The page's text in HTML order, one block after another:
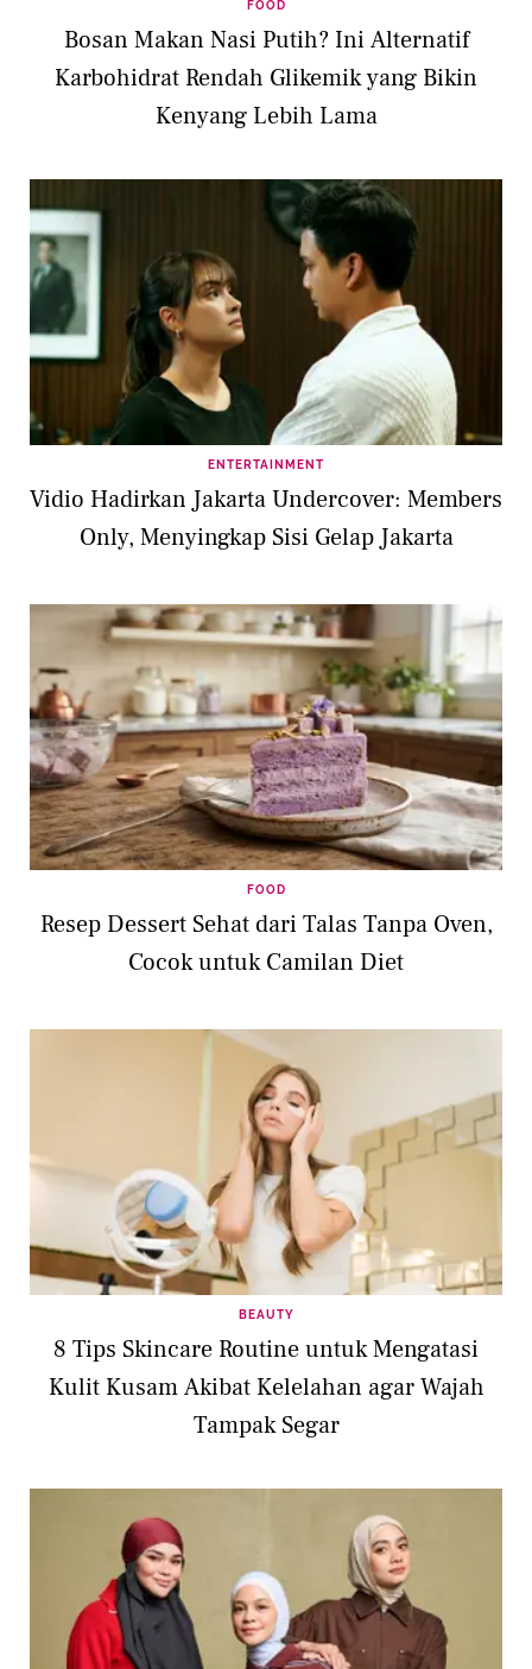
FOOD
Bosan Makan Nasi Putih? Ini Alternatif
Karbohidrat Rendah Glikemik yang Bikin
Kenyang Lebih Lama
ENTERTAINMENT
Vidio Hadirkan Jakarta Undercover: Members
Only, Menyingkap Sisi Gelap Jakarta
FOOD
Resep Dessert Sehat dari Talas Tanpa Oven,
Cocok untuk Camilan Diet
BEAUTY
8 Tips Skincare Routine untuk Mengatasi
Kulit Kusam Akibat Kelelahan agar Wajah
Tampak Segar